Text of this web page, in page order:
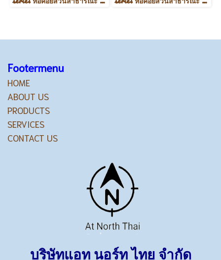
Footermenu
HOME
ABOUT US
PRODUCTS
SERVICES
CONTACT US
บริษัทแอท นอร์ท ไทย จำกัด